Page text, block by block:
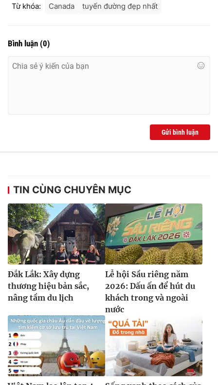
Từ khóa: Canada tuyến đường đẹp nhất
Bình luận (0)
Gửi bình luận
TIN CÙNG CHUYÊN MỤC
Đắk Lắk: Xây dựng
thương hiệu bản sắc,
nâng tầm du lịch
Lễ hội Sầu riêng năm
2026: Dấu ấn để hút du
khách trong và ngoài
nước